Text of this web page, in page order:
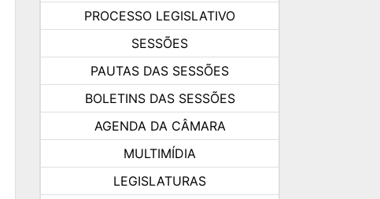
PROCESSO LEGISLATIVO
SESSÕES
PAUTAS DAS SESSÕES
BOLETINS DAS SESSÕES
AGENDA DA CÂMARA
MULTIMÍDIA
LEGISLATURAS